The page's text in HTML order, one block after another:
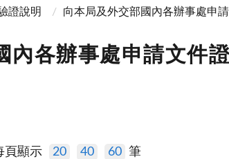
證說明 向本局及外交部國內各辦事處申
內各辦事處申請文件
頁顯示 20 40 60 筆